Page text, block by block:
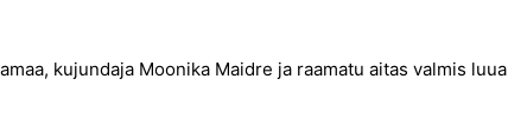
kujundaja Moonika Maidre ja raamatu aitas valmis luua